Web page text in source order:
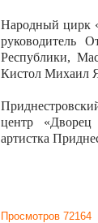
Народный цирк
руководитель
Республики,
Кистол Михаил
центр «Дворец
артистка
Просмотров